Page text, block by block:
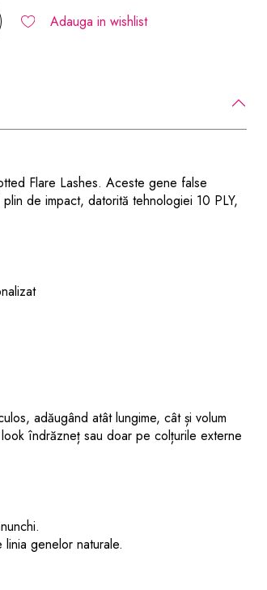
Adauga in wishlist
Flare Lashes. Aceste gene false
de impact, datorită tehnologiei 10 PLY,
adăugând atât lungime, cât și volum
îndrăzneț sau doar pe colțurile externe
genelor naturale.